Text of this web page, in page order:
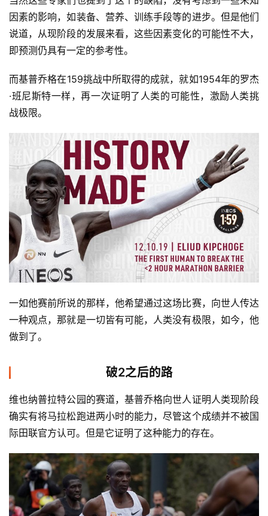
因素的影响，如装备、营养、训练手段等的进步。但是他们
说道，从现阶段的发展来看，这些因素变化的可能性不大，
即预测仍具有一定的参考性。
而基普乔格在159挑战中所取得的成就，就如1954年的罗杰
·班尼斯特一样，再一次证明了人类的可能性，激励人类挑
战极限。
一如他赛前所说的那样，他希望通过这场比赛，向世人传达
一种观点，那就是一切皆有可能，人类没有极限，如今，他
做到了。
破2之后的路
维也纳普拉特公园的赛道，基普乔格向世人证明人类现阶段
确实有将马拉松跑进两小时的能力，尽管这个成绩并不被国
际田联官方认可。但是它证明了这种能力的存在。